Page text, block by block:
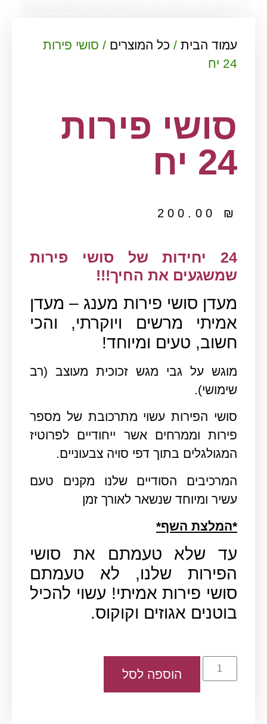
עמוד הבית / כל המוצרים / סושי פירות
24 יח
סושי פירות
24 יח
200.00 ₪
24 יחידות של סושי פירות
שמשגעים את החיך!!!
מעדן סושי פירות מענג – מעדן
אמיתי מרשים ויוקרתי, והכי
חשוב, טעים ומיוחד!
מוגש על גבי מגש זכוכית מעוצב (רב
שימושי).
סושי הפירות עשוי מתרכובת של מספר
פירות וממרחים אשר ייחודיים לפרוטיז
המגולגלים בתוך דפי סויה צבעוניים.
המרכיבים הסודיים שלנו מקנים טעם
עשיר ומיוחד שנשאר לאורך זמן
*המלצת השף*
עד שלא טעמתם את סושי
הפירות שלנו, לא טעמתם
סושי פירות אמיתי! עשוי להכיל
בוטנים אגוזים וקוקוס.
הוספה לסל